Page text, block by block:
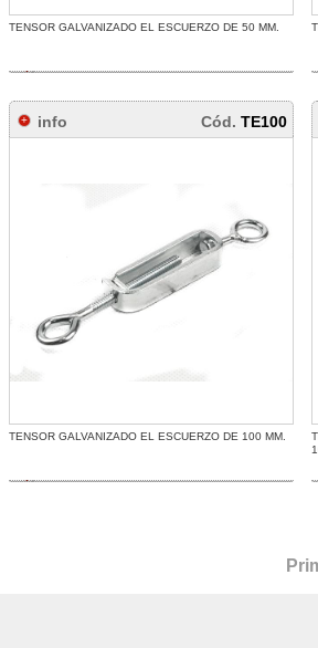
TENSOR GALVANIZADO EL ESCUERZO DE 50 MM.
info Cód. TE100
TENSOR GALVANIZADO EL ESCUERZO DE 100 MM.